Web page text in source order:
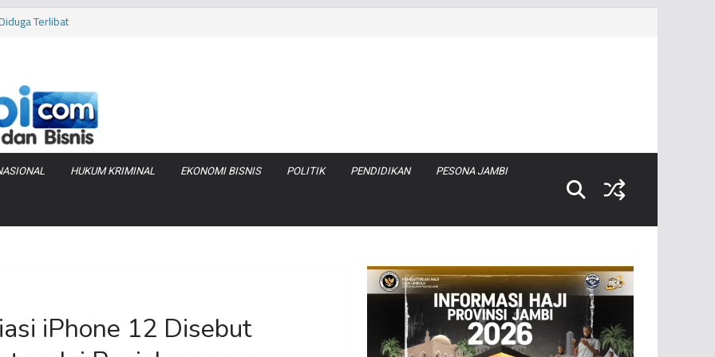
Terlibat
Jadi Rp
Zenix di
HUKUM KRIMINAL EKONOMI BISNIS POLITIK PENDIDIKAN PESONA JAMBI
iPhone 12 Disebut